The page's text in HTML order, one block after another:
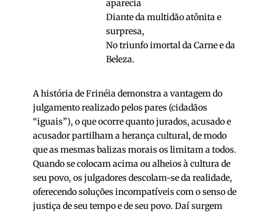
aparecia
Diante da multidão atônita e
surpresa,
No triunfo imortal da Carne e da
Beleza.
A história de Frinéia demonstra a vantagem do
julgamento realizado pelos pares (cidadãos
“iguais”), o que ocorre quanto jurados, acusado e
acusador partilham a herança cultural, de modo
que as mesmas balizas morais os limitam a todos.
Quando se colocam acima ou alheios à cultura de
seu povo, os julgadores descolam-se da realidade,
oferecendo soluções incompatíveis com o senso de
justiça de seu tempo e de seu povo. Daí surgem